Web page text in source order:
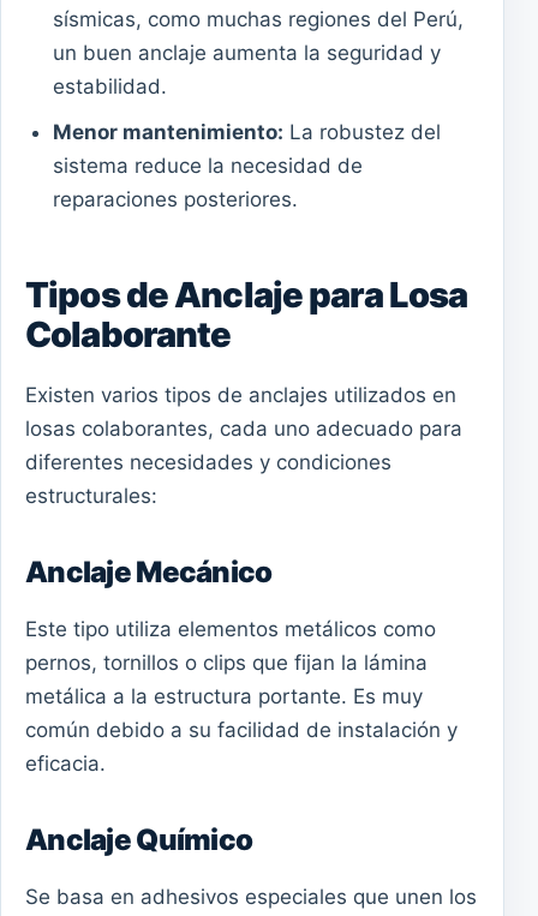
sísmicas, como muchas regiones del Perú,
un buen anclaje aumenta la seguridad y
estabilidad.
Menor mantenimiento: La robustez del
sistema reduce la necesidad de
reparaciones posteriores.
Tipos de Anclaje para Losa
Colaborante
Existen varios tipos de anclajes utilizados en
losas colaborantes, cada uno adecuado para
diferentes necesidades y condiciones
estructurales:
Anclaje Mecánico
Este tipo utiliza elementos metálicos como
pernos, tornillos o clips que fijan la lámina
metálica a la estructura portante. Es muy
común debido a su facilidad de instalación y
eficacia.
Anclaje Químico
Se basa en adhesivos especiales que unen los